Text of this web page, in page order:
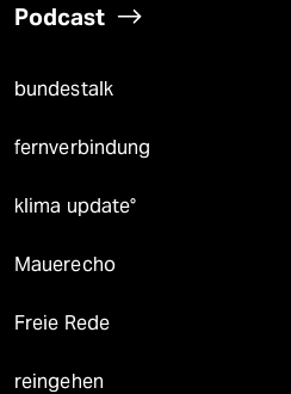
Podcast
bundestalk
fernverbindung
klima update°
Mauerecho
Freie Rede
reingehen